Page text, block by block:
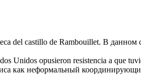
del castillo de Rambouillet. В данном
Unidos opusieron resistencia a que
как неформальный